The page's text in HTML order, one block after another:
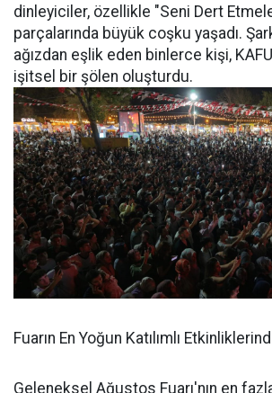
dinleyiciler, özellikle "Seni Dert
parçalarında büyük coşku yaşadı.
ağızdan eşlik eden binlerce kişi,
işitsel bir şölen oluşturdu.
Fuarın En Yoğun Katılımlı
Geleneksel Ağustos Fuarı'nın en